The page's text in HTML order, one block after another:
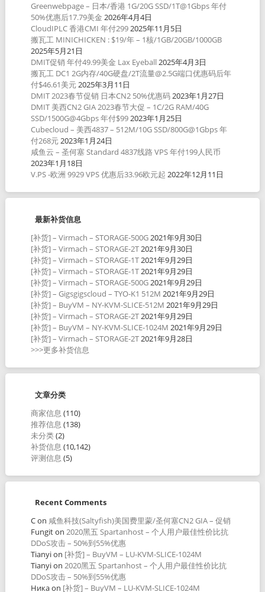
Greenwebpage – 日本/香港 1G/20G SSD/1T@1Gbps 年付
50%优惠后17.79美金 2026年4月4日
CloudIPLC 香港CMI 年付2992025年11月5日
搬瓦工 MINICHICKEN : $19/年 – 1核/1GB/20GB/1000GB
2025年5月21日
DMIT促销 年付49.99美金 Lax Eyeball 2025年4月3日
搬瓦工 DC1 2G内存/40G硬盘/2T流量@2.5G端口优惠码后年
付$46.61美元2025年3月11日
DMIT 2023春节促销 日本CN2 50%优惠码2023年1月27日
DMIT 美西CN2 GIA 2023春节大促 – 1C/2G RAM/40G
SSD/1500G@4Gbps 年付$992023年1月25日
Cubecloud – 美西4837 – 512M/10G SSD/800G@1Gbps 年
付268元2023年1月24日
咸鱼云 – 圣何塞 Standard 4837线路 VPS 年付199人民币
2023年1月18日
V.PS -欧洲 9929 VPS 优惠后33.96欧元起 2022年12月11日
最新补货信息
[补货] – Virmach – STORAGE-500G2021年9月30日
[补货] – Virmach – STORAGE-2T2021年9月30日
[补货] – Virmach – STORAGE-1T2021年9月29日
[补货] – Virmach – STORAGE-1T2021年9月29日
[补货] – Virmach – STORAGE-500G2021年9月29日
[补货] – Gigsgigscloud – TYO-K1 512M 2021年9月29日
[补货] – BuyVM – NY-KVM-SLICE-512M 2021年9月29日
[补货] – Virmach – STORAGE-2T2021年9月29日
[补货] – BuyVM – NY-KVM-SLICE-1024M 2021年9月29日
[补货] – Virmach – STORAGE-2T2021年9月28日
>>>更多补货信息
文章分类
商家信息 (110)
推荐信息 (138)
未分类(2)
补货信息 (10,142)
评测信息 (5)
Recent Comments
Con 咸鱼科技(Saltyfish)美国费里蒙/圣何塞CN2 GIA – 促销
Fungiton 2020黑五 Spartanhost – 个人用户最佳性价比抗
DDoS攻击 – 50%到55%优惠
Tianyion [补货] – BuyVM – LU-KVM-SLICE-1024M
Tianyion 2020黑五 Spartanhost – 个人用户最佳性价比抗
DDoS攻击 – 50%到55%优惠
Никаon [补货] – BuyVM – LU-KVM-SLICE-1024M